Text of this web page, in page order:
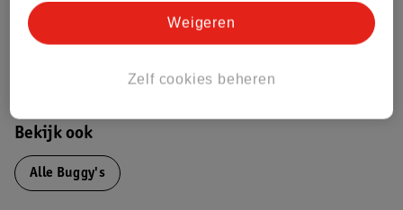
Bekijk ook
Alle Buggy's
Zelf cookies beheren
Weigeren